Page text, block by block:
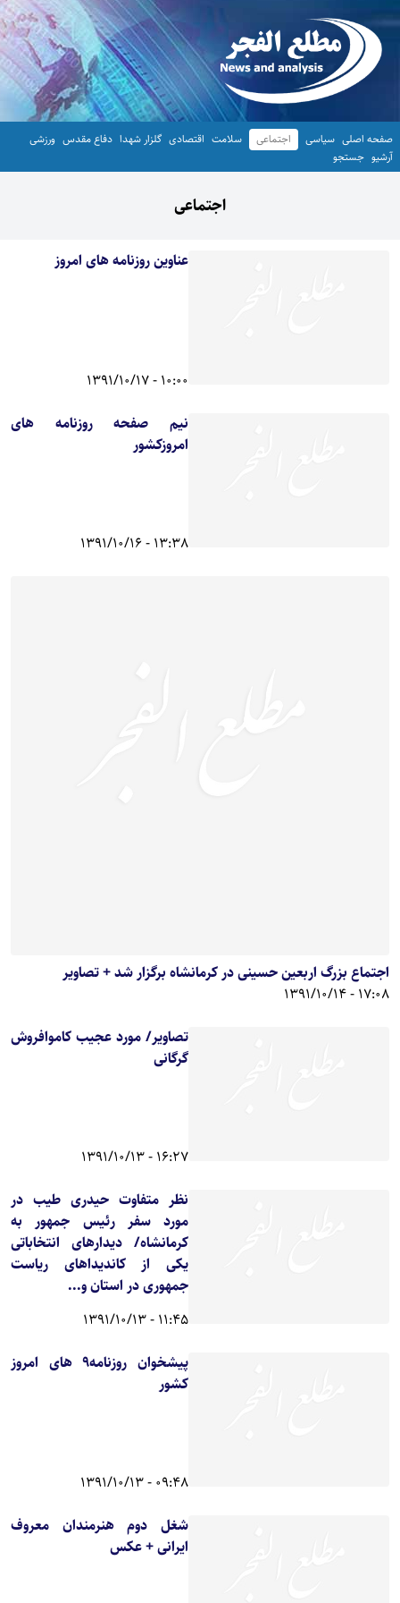
صفحه اصلی سیاسی اجتماعی سلامت اقتصادی گلزار شهدا دفاع مقدس ورزشی
آرشیو جستجو
اجتماعی
عناوین روزنامه های امروز
10:00 - 1391/10/17
نیم صفحه روزنامه های
امروزکشور
13:38 - 1391/10/16
اجتماع بزرگ اربعین حسینی در کرمانشاه برگزار شد + تصاویر
17:08 - 1391/10/14
تصاویر/ مورد عجیب کاموافروش
گرگانی
16:27 - 1391/10/13
نظر متفاوت حیدری طیب در
مورد سفر رئیس جمهور به
کرمانشاه/ دیدارهای انتخاباتی
یکی از کاندیداهای ریاست
جمهوری در استان و...
11:45 - 1391/10/13
پیشخوان روزنامه9 های امروز
کشور
09:48 - 1391/10/13
شغل دوم هنرمندان معروف
ایرانی + عکس